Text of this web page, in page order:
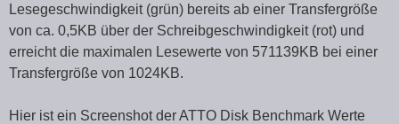
Lesegeschwindigkeit (grün) bereits ab einer Transfergröße
von ca. 0,5KB über der Schreibgeschwindigkeit (rot) und
erreicht die maximalen Lesewerte von 571139KB bei einer
Transfergröße von 1024KB.
Hier ist ein Screenshot der ATTO Disk Benchmark Werte